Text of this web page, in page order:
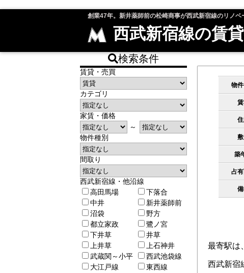
創業47年。新井薬師前の松崎商事が西武新宿線のリノ
西武新宿線の賃
物
築
占
最寄駅は
西武新宿
検索条件
賃貸・売買
カテゴリ
家賃・価格
～
物件種別
間取り
西武新宿線・他沿線
高田馬場
下落合
中井
新井薬師前
沼袋
野方
都立家政
鷺ノ宮
下井草
井草
上井草
上石神井
武蔵関～小平
西武池袋線
大江戸線
東西線